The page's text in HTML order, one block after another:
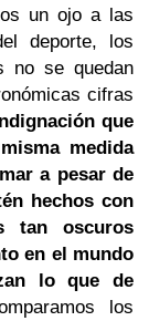
un ojo a las
deporte, los
no se quedan
cifras
que
medida
a pesar de
hechos con
tan oscuros
en el mundo
lo que de
los